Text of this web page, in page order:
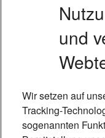
und
Wir setzen auf
Tracking-
sogenannten